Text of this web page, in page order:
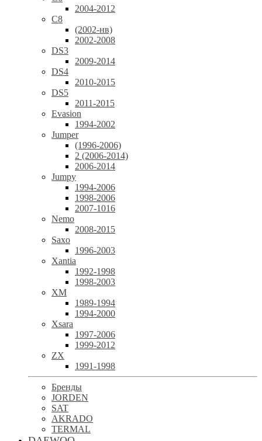
2004-2012
C8
(2002-нв)
2002-2008
DS3
2009-2014
DS4
2010-2015
DS5
2011-2015
Evasion
1994-2002
Jumper
(1996-2006)
2 (2006-2014)
2006-2014
Jumpy
1994-2006
1998-2006
2007-1016
Nemo
2008-2015
Saxo
1996-2003
Xantia
1992-1998
1998-2003
XM
1989-1994
1994-2000
Xsara
1997-2006
1999-2012
ZX
1991-1998
Бренды
JORDEN
SAT
AKRADO
TERMAL